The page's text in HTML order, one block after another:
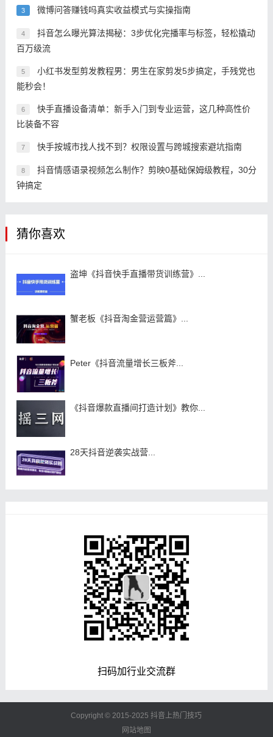
3 微博问答赚钱吗真实收益模式与实操指南
4
抖音怎么曝光算法揭秘：3步优化完播率与标签，轻松撬动
百万级流
5
小红书发型剪发教程男：男生在家剪发5步搞定，手残党也
能秒会！
6
快手直播设备清单：新手入门到专业运营，这几种高性价
比装备不容
7 快手按城市找人找不到？权限设置与跨城搜索避坑指南
8
抖音情感语录视频怎么制作？剪映0基础保姆级教程，30分
钟搞定
猜你喜欢
盗坤《抖音快手直播带货训练营》...
蟹老板《抖音淘金营运营篇》...
Peter《抖音流量增长三板斧...
《抖音爆款直播间打造计划》教你...
28天抖音逆袭实战营...
扫码加行业交流群
Copyright © 2015-2025抖音上热门技巧
网站地图